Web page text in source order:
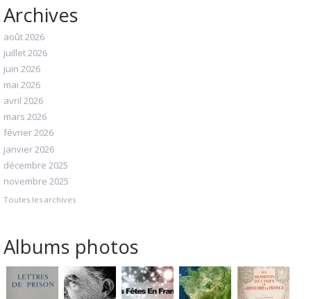
Archives
août 2026
juillet 2026
juin 2026
mai 2026
avril 2026
mars 2026
février 2026
janvier 2026
décembre 2025
novembre 2025
Toutes les archives
Albums photos